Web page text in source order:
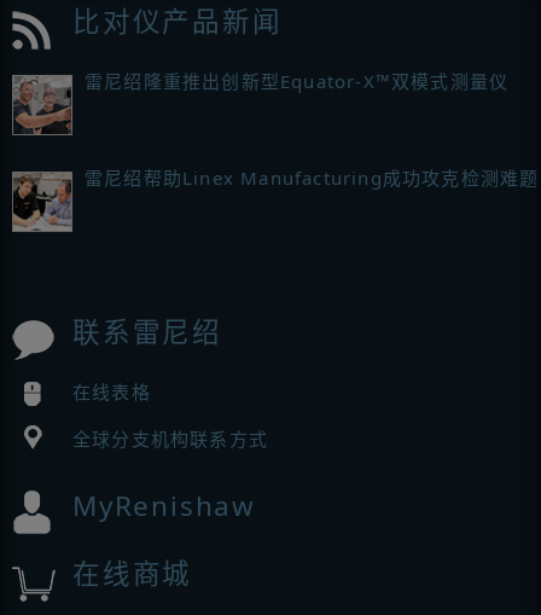
比对仪产品新闻
雷尼绍隆重推出创新型Equator-X™双模式测量仪
雷尼绍帮助Linex Manufacturing成功攻克检测难题
联系雷尼绍
在线表格
全球分支机构联系方式
MyRenishaw
在线商城